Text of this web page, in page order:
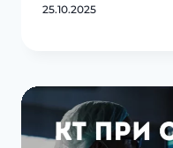
25.10.2025